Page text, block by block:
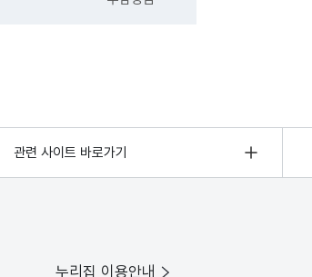
관련 사이트 바로가기
누리집 이용안내